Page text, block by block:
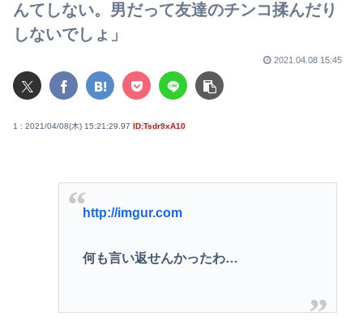
んてしない。男だって友達のチンコ揉んだり
しないでしょ」
2021.04.08 15:45
1 : 2021/04/08(木) 15:21:29.97 ID:Tsdr9xA10
http://imgur.com
何も言い返せんかったわ…